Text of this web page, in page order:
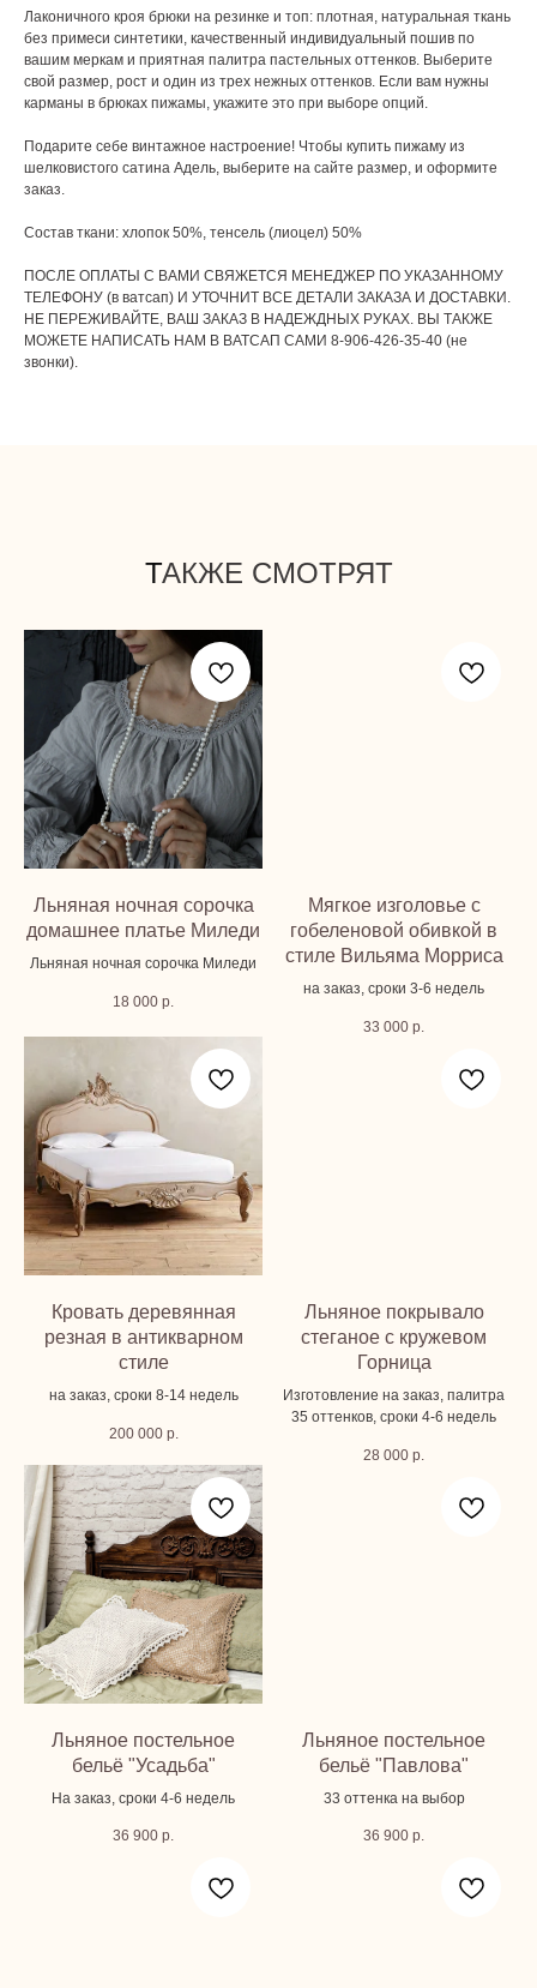
Лаконичного кроя брюки на резинке и топ: плотная, натуральная ткань
без примеси синтетики, качественный индивидуальный пошив по
вашим меркам и приятная палитра пастельных оттенков. Выберите
свой размер, рост и один из трех нежных оттенков. Если вам нужны
карманы в брюках пижамы, укажите это при выборе опций.
Подарите себе винтажное настроение! Чтобы купить пижаму из
шелковистого сатина Адель, выберите на сайте размер, и оформите
заказ.
Состав ткани: хлопок 50%, тенсель (лиоцел) 50%
ПОСЛЕ ОПЛАТЫ С ВАМИ СВЯЖЕТСЯ МЕНЕДЖЕР ПО УКАЗАННОМУ
ТЕЛЕФОНУ (в ватсап) И УТОЧНИТ ВСЕ ДЕТАЛИ ЗАКАЗА И ДОСТАВКИ.
НЕ ПЕРЕЖИВАЙТЕ, ВАШ ЗАКАЗ В НАДЕЖДНЫХ РУКАХ. ВЫ ТАКЖЕ
МОЖЕТЕ НАПИСАТЬ НАМ В ВАТСАП САМИ 8-906-426-35-40 (не
звонки).
ТАКЖЕ СМОТРЯТ
Льняная ночная сорочка
домашнее платье Миледи
Льняная ночная сорочка Миледи
18 000 р.
Мягкое изголовье с
гобеленовой обивкой в
стиле Вильяма Морриса
на заказ, сроки 3-6 недель
33 000 р.
Кровать деревянная
резная в антикварном
стиле
на заказ, сроки 8-14 недель
200 000 р.
Льняное покрывало
стеганое с кружевом
Горница
Изготовление на заказ, палитра
35 оттенков, сроки 4-6 недель
28 000 р.
Льняное постельное
бельё "Усадьба"
На заказ, сроки 4-6 недель
36 900 р.
Льняное постельное
бельё "Павлова"
33 оттенка на выбор
36 900 р.